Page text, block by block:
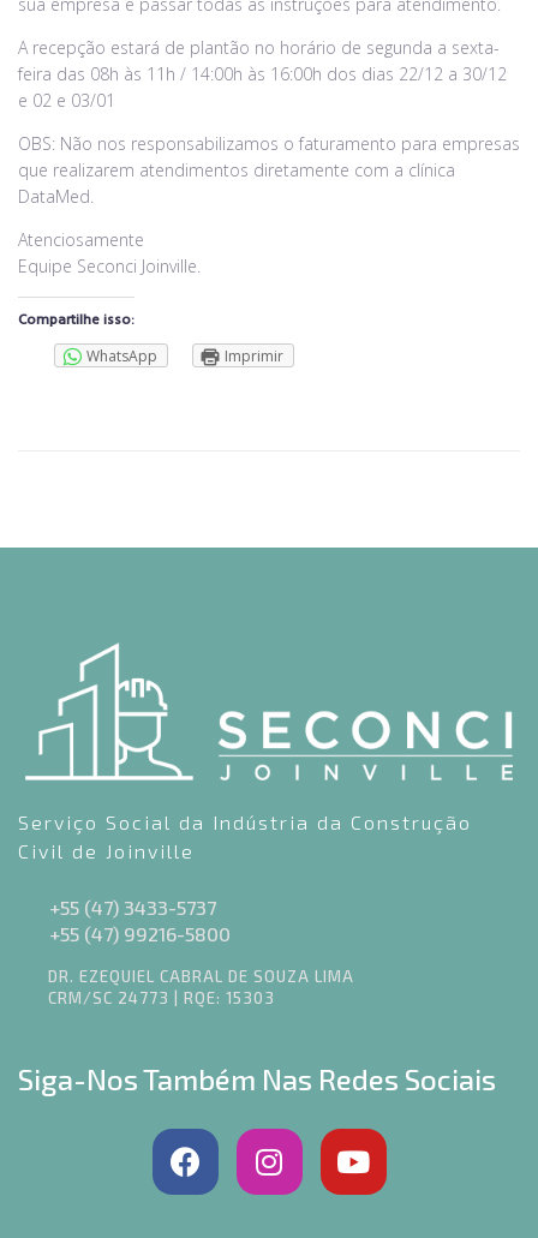
A recepção estará de plantão no horário de segunda a sexta-
feira das 08h às 11h / 14:00h às 16:00h dos dias 22/12 a 30/12
e 02 e 03/01
OBS: Não nos responsabilizamos o faturamento para empresas
que realizarem atendimentos diretamente com a clínica
DataMed.
Atenciosamente
Equipe Seconci Joinville.
Compartilhe isso:
WhatsApp Imprimir
Serviço Social da Indústria da Construção
Civil de Joinville
+55 (47) 3433-5737
+55 (47) 99216-5800
DR. EZEQUIEL CABRAL DE SOUZA LIMA
CRM/SC 24773 | RQE: 15303
Siga-Nos Também Nas Redes Sociais